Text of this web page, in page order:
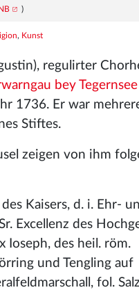
)
, Kunst
regulirter
bey Tegernsee
1736. Er war
Stiftes.
zeigen von ihm
Kaisers, d. i. Ehr-
Excellenz des
Ioseph, des heil. röm.
und Tengling auf
fol.